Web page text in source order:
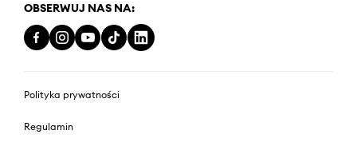
OBSERWUJ NAS NA:
Polityka prywatności
Regulamin